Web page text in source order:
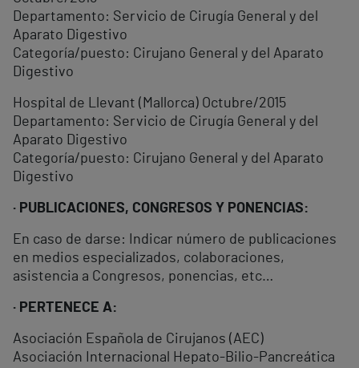
Departamento: Servicio de Cirugía General y del
Aparato Digestivo
Categoría/puesto: Cirujano General y del Aparato
Digestivo
Hospital de Llevant (Mallorca) Octubre/2015
Departamento: Servicio de Cirugía General y del
Aparato Digestivo
Categoría/puesto: Cirujano General y del Aparato
Digestivo
· PUBLICACIONES, CONGRESOS Y PONENCIAS:
En caso de darse: Indicar número de publicaciones
en medios especializados, colaboraciones,
asistencia a Congresos, ponencias, etc…
· PERTENECE A:
Asociación Española de Cirujanos (AEC)
Asociación Internacional Hepato-Bilio-Pancreática